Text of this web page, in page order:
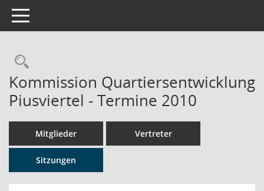
Toggle navigation
Rechercheauswahl
Kommission Quartiersentwicklung
Piusviertel - Termine 2010
Mitglieder Vertreter
Sitzungen